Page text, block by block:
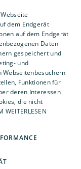
dem Endgerät
auf dem Endgerät
Daten
gespeichert und
und
Funktionen für
deren Interessen
die nicht